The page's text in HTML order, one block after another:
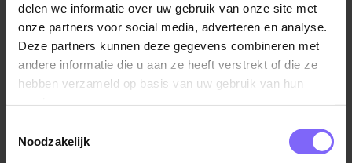
delen we informatie over uw gebruik van onze site met
onze partners voor social media, adverteren en analyse.
Deze partners kunnen deze gegevens combineren met
andere informatie die u aan ze heeft verstrekt of die ze
hebben verzameld op basis van uw gebruik van hun
Noodzakelijk
©TomTom
Locatie Maastricht
Watermolen 1